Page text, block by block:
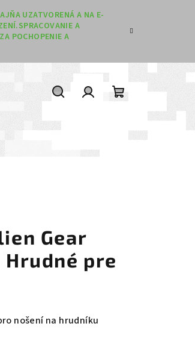
UZATVORENÁ A NA E-
A
POCHOPENIE A
Nákupný košík
Gear
pre
nošení na hrudníku